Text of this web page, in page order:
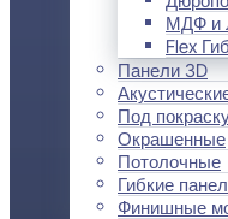
МДФ и
Flex
Панели 3D
Под
Окрашенные
Потолочные
Гибкие
Финишные